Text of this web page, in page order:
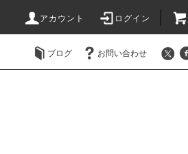
アカウント ログイン
ブログ お問い合わせ